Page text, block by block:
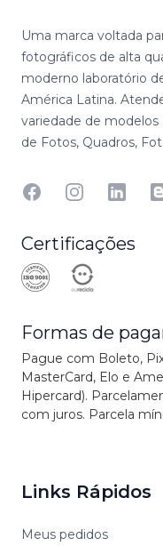
Uma marca voltada
fotográficos de alta
moderno laboratório
América Latina.
variedade de modelos
de Fotos, Quadros,
FacebookInstagramLinkedin
Certificações
Formas de
Pague com Boleto,
MasterCard, Elo e
Hipercard).
com juros. Parcela
Links Rápidos
Meus pedidos